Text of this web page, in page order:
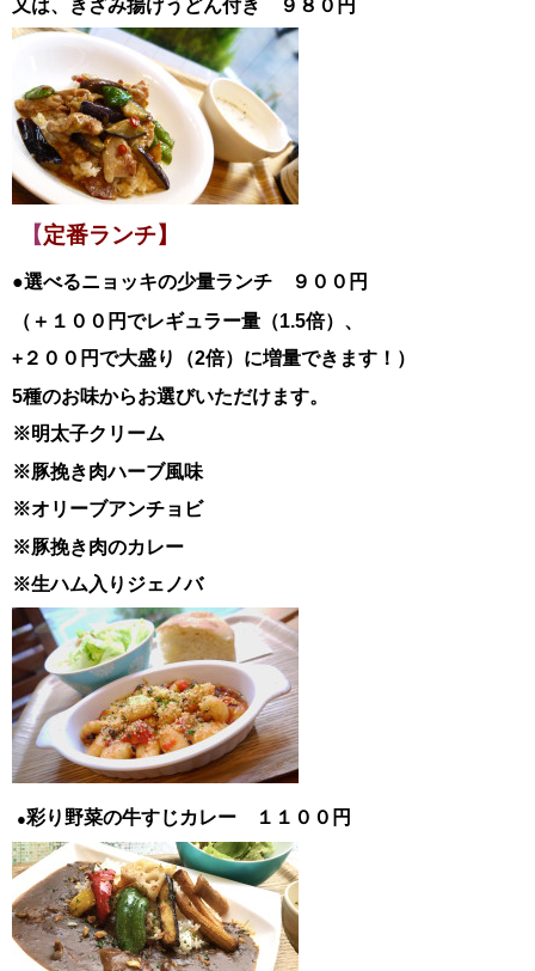
又は、きざみ揚げうどん付き ９８０円
【定番ランチ】
●選べるニョッキの少量ランチ ９００円
（＋１００円でレギュラー量（1.5倍）、
+２００円で大盛り（2倍）に増量できます！）
5種のお味からお選びいただけます。
※明太子クリーム
※豚挽き肉ハーブ風味
※オリーブアンチョビ
※豚挽き肉のカレー
※生ハム入りジェノバ
●彩り野菜の牛すじカレー １１００円